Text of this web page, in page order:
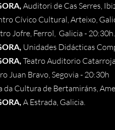
Auditori de Cas Serres,
Cívico Cultural, Arteixo,
Jofre, Ferrol, Galicia - 20:30h.
Unidades Didácticas
Teatro Auditorio
Juan Bravo, Segovia - 20:30h
da Cultura de Bertamiráns,
A Estrada, Galicia.